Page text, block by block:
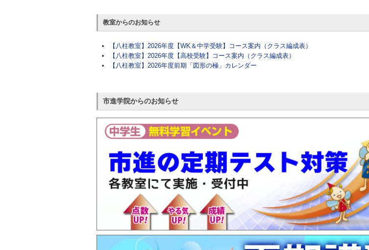
教室からのお知らせ
【八柱教室】2026年度【WK＆中学受験】コース案内（クラス編成表）
【八柱教室】2026年度【高校受験】コース案内（クラス編成表）
【八柱教室】2026年度前期「図形の極」カレンダー
市進学院からのお知らせ